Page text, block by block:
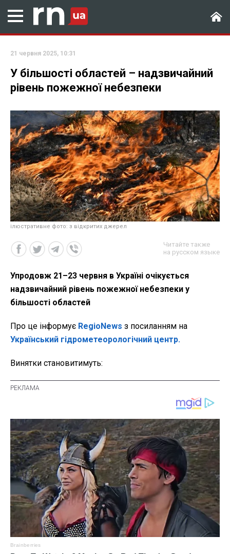
21 червня 2025, 10:31
У більшості областей – надзвичайний
рівень пожежної небезпеки
ілюстративне фото: з відкритих джерел
Читайте также
на русском языке
Упродовж 21–23 червня в Україні очікується
надзвичайний рівень пожежної небезпеки у
більшості областей
Про це інформує RegioNews з посиланням на
Український гідрометеорологічний центр.
Винятки становитимуть: